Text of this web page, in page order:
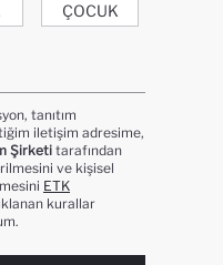
ÇOCUK
tanıtım
iletişim adresime,
Şirketi tarafından
ve kişisel
ETK
kurallar